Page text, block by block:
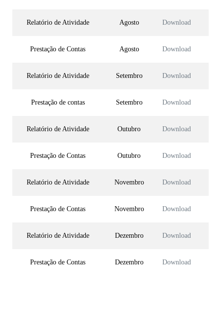
Relatório de Atividade Agosto Download
Prestação de Contas Agosto Download
Relatório de Atividade Setembro Download
Prestação de contas Setembro Download
Relatório de Atividade Outubro Download
Prestação de Contas Outubro Download
Relatório de Atividade Novembro Download
Prestação de Contas Novembro Download
Relatório de Atividade Dezembro Download
Prestação de Contas Dezembro Download